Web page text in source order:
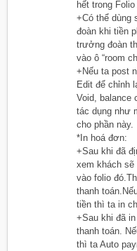
hết trong Folio
+Có thể dùng
đoàn khi tiền
trưởng đoàn
vào ô “room
+Nếu ta post
Edit để chỉnh
Void, balance
tác dụng như
cho phần này.
*In hoá đơn:
+Sau khi đã
xem khách
vào folio
thanh
tiền thì ta in
+Sau khi đã
thanh toán.
thì ta Auto